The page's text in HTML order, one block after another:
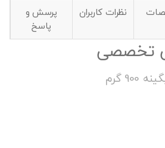
نظرات کاربران
پرسش و
پاسخ
تخصصی
گرم